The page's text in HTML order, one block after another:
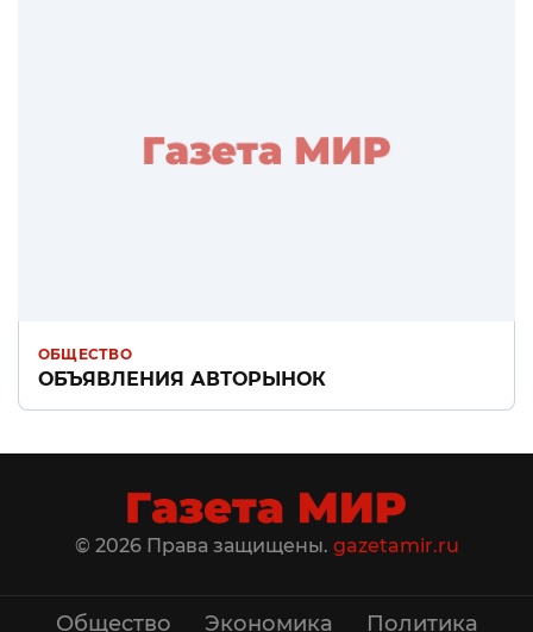
ОБЩЕСТВО
ОБЪЯВЛЕНИЯ АВТОРЫНОК
© 2026 Права защищены. gazetamir.ru
Общество Экономика Политика